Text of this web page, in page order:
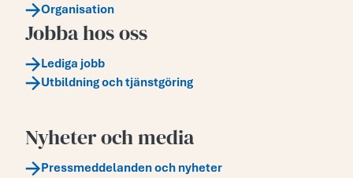
Organisation
Jobba hos oss
Lediga jobb
Utbildning och tjänstgöring
Nyheter och media
Pressmeddelanden och nyheter